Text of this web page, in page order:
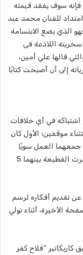
فإنه سوف يفقد قيمته
للفنان محمد عبد
الذي يضع الابتسامة
اللاذعة فى
قالها علي أمين،
إلى أن أصبحت كتابًا
في أي خلافات
موقفين؛ الأول كان
العمل سويًا
عام 1974، لكنهما انفصلا عام 2001، واستمرت القطيعة بينهما 5
عن تقديم أفكاره لرسم
الأخيرة، أثناء تولي
“فلاح كفر